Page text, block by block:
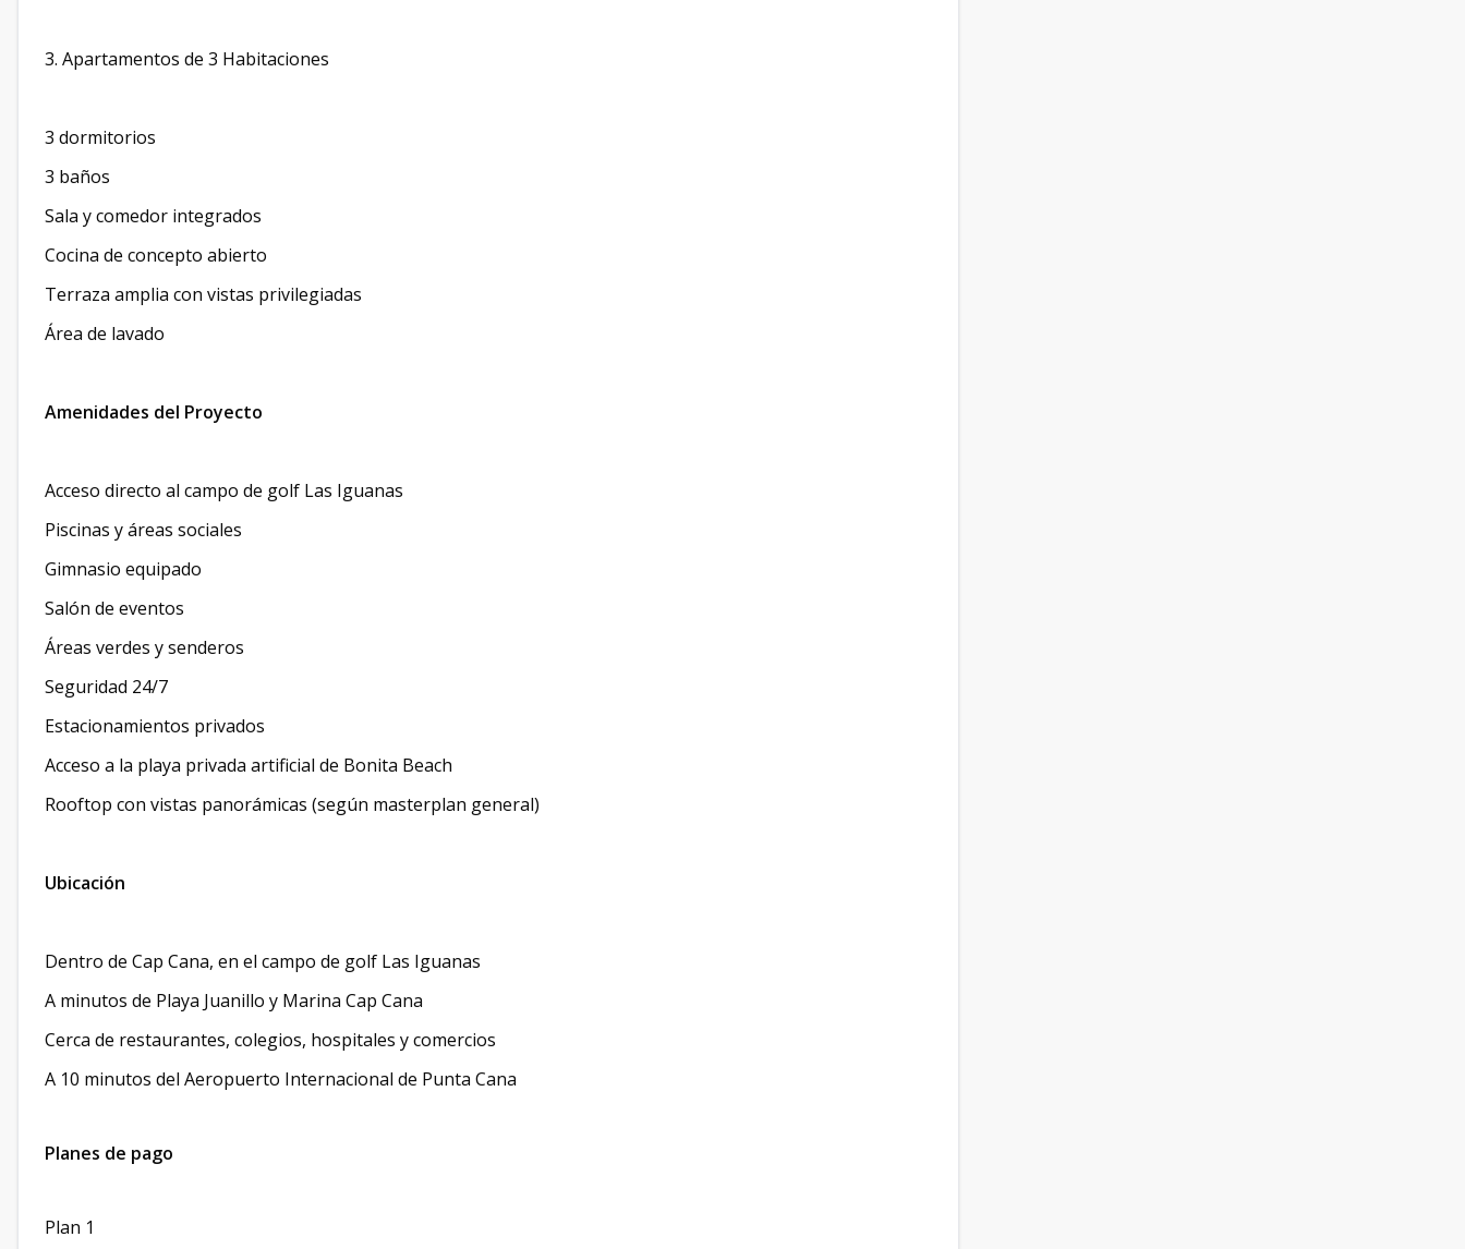
3. Apartamentos de 3 Habitaciones
3 dormitorios
3 baños
Sala y comedor integrados
Cocina de concepto abierto
Terraza amplia con vistas privilegiadas
Área de lavado
Amenidades del Proyecto
Acceso directo al campo de golf Las Iguanas
Piscinas y áreas sociales
Gimnasio equipado
Salón de eventos
Áreas verdes y senderos
Seguridad 24/7
Estacionamientos privados
Acceso a la playa privada artificial de Bonita Beach
Rooftop con vistas panorámicas (según masterplan general)
Ubicación
Dentro de Cap Cana, en el campo de golf Las Iguanas
A minutos de Playa Juanillo y Marina Cap Cana
Cerca de restaurantes, colegios, hospitales y comercios
A 10 minutos del Aeropuerto Internacional de Punta Cana
Planes de pago
Plan 1